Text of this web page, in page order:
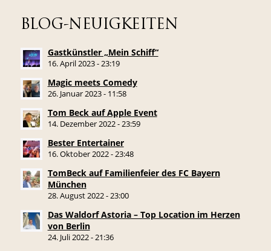
BLOG-NEUIGKEITEN
Gastkünstler „Mein Schiff“
16. April 2023 - 23:19
Magic meets Comedy
26. Januar 2023 - 11:58
Tom Beck auf Apple Event
14. Dezember 2022 - 23:59
Bester Entertainer
16. Oktober 2022 - 23:48
TomBeck auf Familienfeier des FC Bayern
München
28. August 2022 - 23:00
Das Waldorf Astoria – Top Location im Herzen
von Berlin
24. Juli 2022 - 21:36